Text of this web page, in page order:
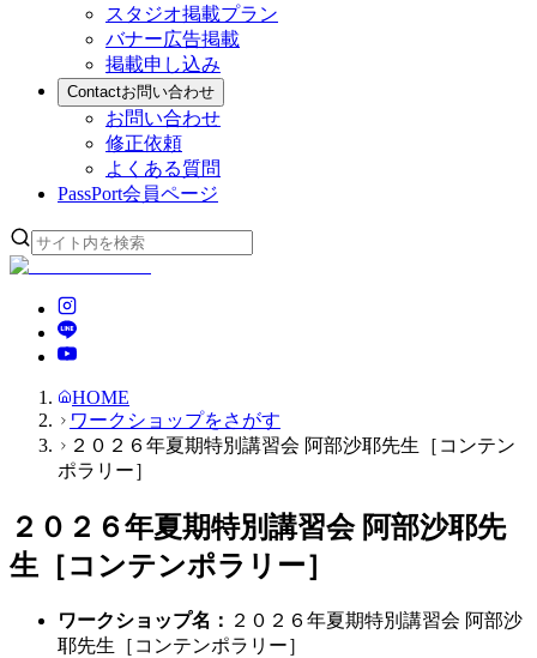
スタジオ掲載プラン
バナー広告掲載
掲載申し込み
Contactお問い合わせ
お問い合わせ
修正依頼
よくある質問
PassPort会員ページ
HOME
ワークショップをさがす
２０２６年夏期特別講習会 阿部沙耶先生［コンテン
ポラリー］
２０２６年夏期特別講習会 阿部沙耶先
生［コンテンポラリー］
ワークショップ名 ： ２０２６年夏期特別講習会 阿部沙
耶先生［コンテンポラリー］